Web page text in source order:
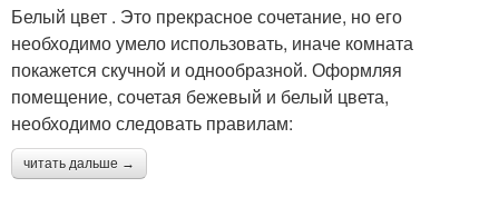
Белый цвет . Это прекрасное сочетание, но его
необходимо умело использовать, иначе комната
покажется скучной и однообразной. Оформляя
помещение, сочетая бежевый и белый цвета,
необходимо следовать правилам:
читать дальше →